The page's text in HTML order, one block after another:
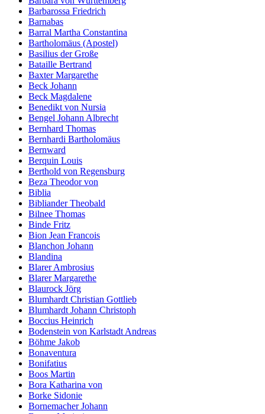
Barbarossa Friedrich
Barnabas
Barral Martha Constantina
Bartholomäus (Apostel)
Basilius der Große
Bataille Bertrand
Baxter Margarethe
Beck Johann
Beck Magdalene
Benedikt von Nursia
Bengel Johann Albrecht
Bernhard Thomas
Bernhardi Bartholomäus
Bernward
Berquin Louis
Berthold von Regensburg
Beza Theodor von
Biblia
Bibliander Theobald
Bilnee Thomas
Binde Fritz
Bion Jean Francois
Blanchon Johann
Blandina
Blarer Ambrosius
Blarer Margarethe
Blaurock Jörg
Blumhardt Christian Gottlieb
Blumhardt Johann Christoph
Boccius Heinrich
Bodenstein von Karlstadt Andreas
Böhme Jakob
Bonaventura
Bonifatius
Boos Martin
Bora Katharina von
Borke Sidonie
Bornemacher Johann